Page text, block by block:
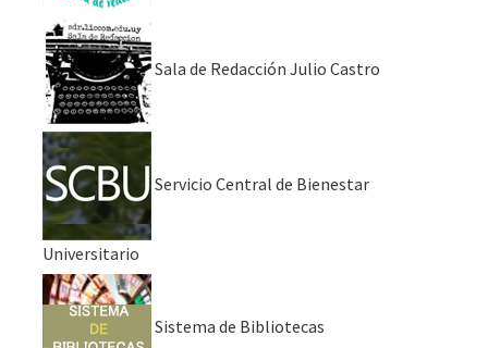
Sala de Redacción Julio Castro
Servicio Central de Bienestar
Universitario
Sistema de Bibliotecas